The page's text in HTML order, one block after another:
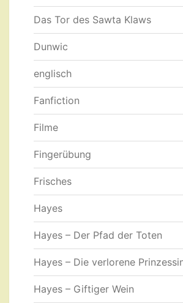
Das Tor des Sawta Klaws
Dunwic
englisch
Fanfiction
Filme
Fingerübung
Frisches
Hayes
Hayes – Der Pfad der Toten
Hayes – Die verlorene
Hayes – Giftiger Wein